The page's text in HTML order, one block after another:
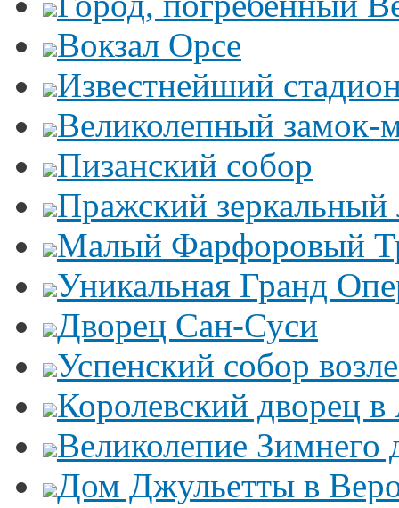
Вокзал Орсе
Известнейший
Великолепный
Пизанский собор
Пражский зеркальный
Малый Фарфоровый
Уникальная Гранд
Дворец Сан-Суси
Успенский собор
Королевский дворец
Великолепие
Дом Джульетты в